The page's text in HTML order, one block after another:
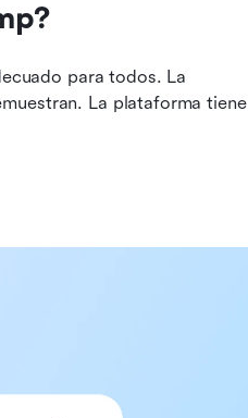
La plataforma tiene